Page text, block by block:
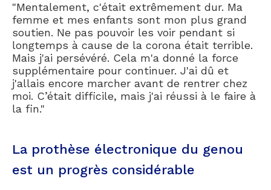
"Mentalement, c'était extrêmement dur. Ma
femme et mes enfants sont mon plus grand
soutien. Ne pas pouvoir les voir pendant si
longtemps à cause de la corona était terrible.
Mais j'ai persévéré. Cela m'a donné la force
supplémentaire pour continuer. J'ai dû et
j'allais encore marcher avant de rentrer chez
moi. C’était difficile, mais j'ai réussi à le faire à
la fin."
La prothèse électronique du genou
est un progrès considérable